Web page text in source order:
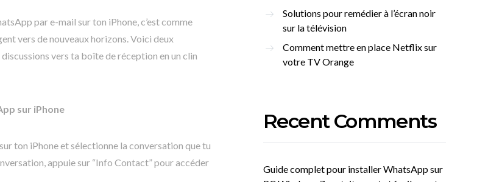
par e-mail sur ton iPhone, c’est comme
vers de nouveaux horizons. Voici deux
vers ta boîte de réception en un clin
sur iPhone
ton iPhone et sélectionne la conversation que tu
appuie sur “Info Contact” pour accéder
Solutions pour remédier à l’écran noir
sur la télévision
Comment mettre en place Netflix sur
votre TV Orange
Recent Comments
Guide complet pour installer WhatsApp sur